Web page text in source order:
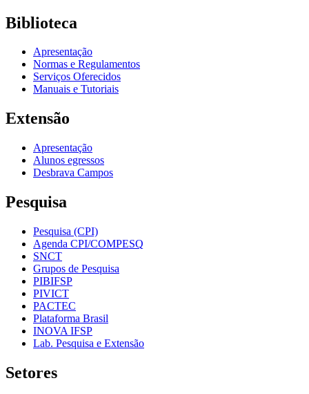
Biblioteca
Apresentação
Normas e Regulamentos
Serviços Oferecidos
Manuais e Tutoriais
Extensão
Apresentação
Alunos egressos
Desbrava Campos
Pesquisa
Pesquisa (CPI)
Agenda CPI/COMPESQ
SNCT
Grupos de Pesquisa
PIBIFSP
PIVICT
PACTEC
Plataforma Brasil
INOVA IFSP
Lab. Pesquisa e Extensão
Setores